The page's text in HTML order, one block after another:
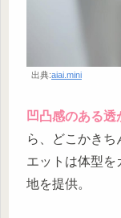
出典:aiai.mini
凹凸感のある
ら、どこかき
エットは体型を
地を提供。